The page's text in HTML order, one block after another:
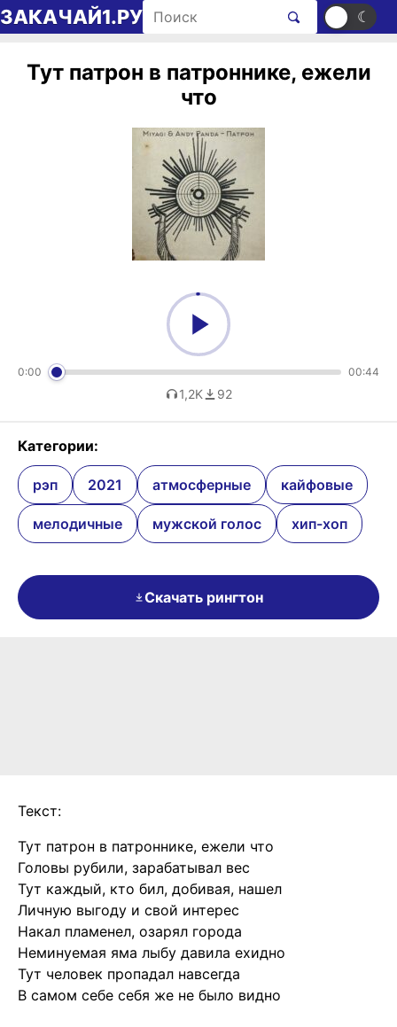
Перейти к содержимому
ЗАКАЧАЙ1.РУ Поиск рингтонов ☀ ☾
Тут патрон в патроннике, ежели
что
0:00 00:44
1,2K 92
Категории:
рэп 2021 атмосферные кайфовые
мелодичные мужской голос хип-хоп
Скачать рингтон
Текст:
Тут патрон в патроннике, ежели что
Головы рубили, зарабатывал вес
Тут каждый, кто бил, добивая, нашел
Личную выгоду и свой интерес
Накал пламенел, озарял города
Неминуемая яма лыбу давила ехидно
Тут человек пропадал навсегда
В самом себе себя же не было видно